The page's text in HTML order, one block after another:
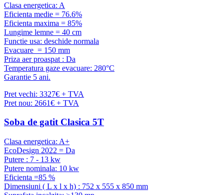
Clasa energetica: A
Eficienta medie = 76.6%
Eficienta maxima = 85%
Lungime lemne = 40 cm
Functie usa: deschide normala
Evacuare = 150 mm
Priza aer proaspat : Da
Temperatura gaze evacuare: 280°C
Garantie 5 ani.
Pret vechi: 3327€ + TVA
Pret nou: 2661€ + TVA
Soba de gatit Clasica 5T
Clasa energetica: A+
EcoDesign 2022 = Da
Putere : 7 - 13 kw
Putere nominala: 10 kw
Eficienta =85 %
Dimensiuni ( L x l x h) : 752 x 555 x 850 mm